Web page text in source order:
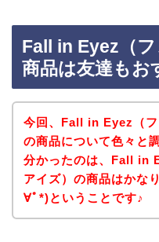
Fall in Eyez（
商品は友達もお
今回、Fall in Eyez（フ
の商品について色々と
分かったのは、Fall in
アイズ）の商品はかな
∀ﾟ*)ということです♪